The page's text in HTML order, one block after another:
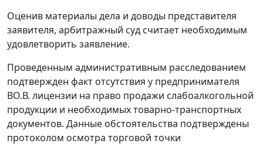
Оценив материалы дела и доводы представителя
заявителя, арбитражный суд считает необходимым
удовлетворить заявление.
Проведенным административным расследованием
подтвержден факт отсутствия у предпринимателя
ВО.В. лицензии на право продажи слабоалкогольной
продукции и необходимых товарно-транспортных
документов. Данные обстоятельства подтверждены
протоколом осмотра торговой точки